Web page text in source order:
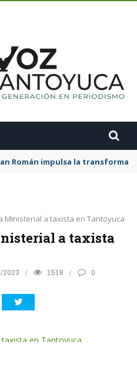
Román impulsa la
Ministerial a taxista en Tantoyuca
a taxista
2023 1518 0